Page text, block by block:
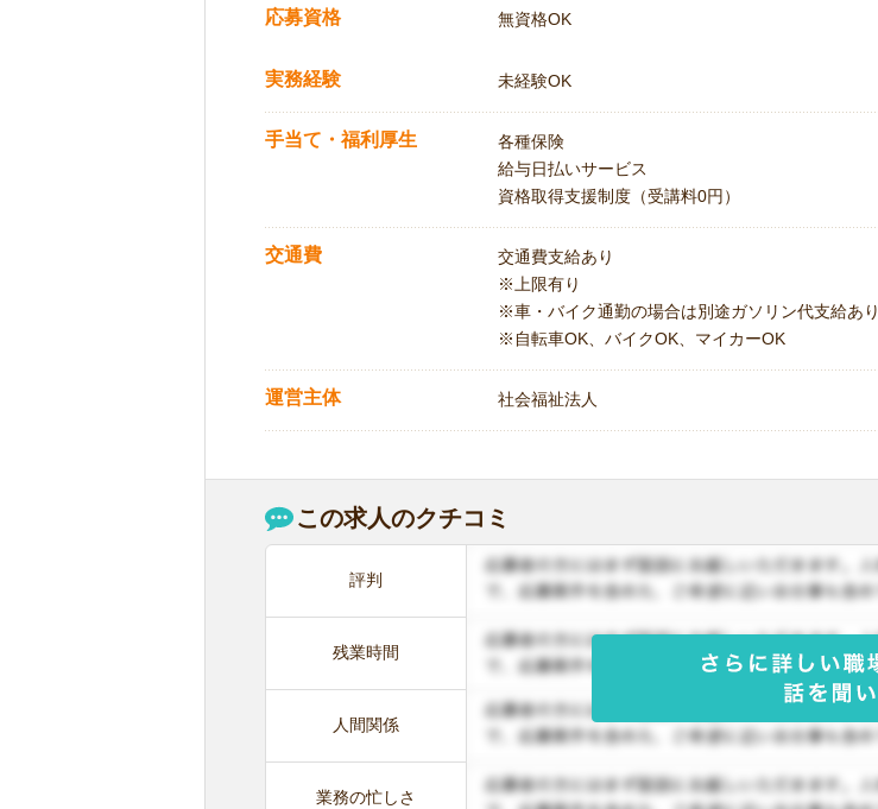
応募資格 無資格OK
実務経験 未経験OK
手当て・福利厚生
各種保険
給与日払いサービス
資格取得支援制度（受講料0円）
交通費
交通費支給あり
※上限有り
※車・バイク通勤の場合は別途ガソリン代支給あり
※自転車OK、バイクOK、マイカーOK
運営主体 社会福祉法人
この求人のクチコミ
評判
残業時間
人間関係
業務の忙しさ